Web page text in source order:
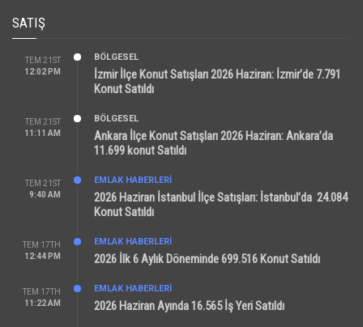
SATIŞ
TEM 21ST
12:02 PM
BÖLGESEL
İzmir İlçe Konut Satışları 2026 Haziran: İzmir’de 7.791
Konut Satıldı
TEM 21ST
11:11 AM
BÖLGESEL
Ankara İlçe Konut Satışları 2026 Haziran: Ankara’da
11.699 konut Satıldı
TEM 21ST
9:40 AM
EMLAK HABERLERI
2026 Haziran İstanbul İlçe Satışları: İstanbul’da 24.084
Konut Satıldı
TEM 17TH
12:44 PM
EMLAK HABERLERI
2026 İlk 6 Aylık Döneminde 699.516 Konut Satıldı
TEM 17TH
11:22 AM
EMLAK HABERLERI
2026 Haziran Ayında 16.565 İş Yeri Satıldı